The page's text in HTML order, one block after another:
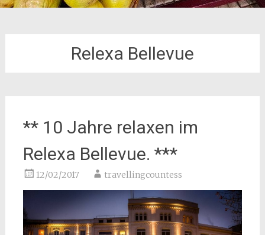
Relexa Bellevue
** 10 Jahre relaxen im
Relexa Bellevue. ***
12/02/2017 travellingcountess